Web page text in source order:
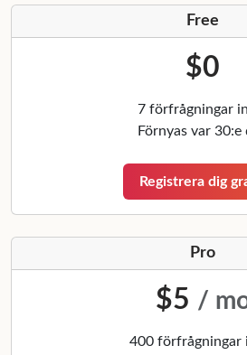
Free
$0
7 förfrågningar
Förnyas var 30:e
Registrera dig
Pro
$5 /
400 förfrågningar